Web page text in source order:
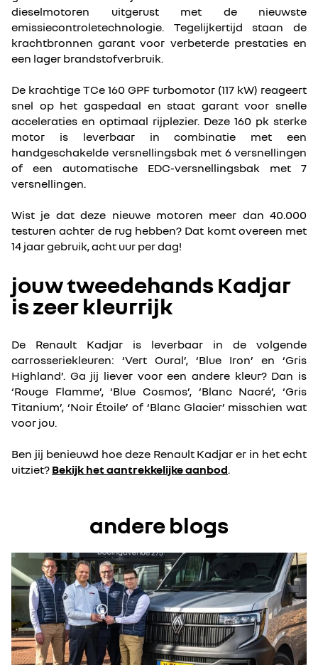
dieselmotoren uitgerust met de nieuwste
emissiecontroletechnologie. Tegelijkertijd staan de
krachtbronnen garant voor verbeterde prestaties en
een lager brandstofverbruik.
De krachtige TCe 160 GPF turbomotor (117 kW) reageert
snel op het gaspedaal en staat garant voor snelle
acceleraties en optimaal rijplezier. Deze 160 pk sterke
motor is leverbaar in combinatie met een
handgeschakelde versnellingsbak met 6 versnellingen
of een automatische EDC-versnellingsbak met 7
versnellingen.
Wist je dat deze nieuwe motoren meer dan 40.000
testuren achter de rug hebben? Dat komt overeen met
14 jaar gebruik, acht uur per dag!
jouw tweedehands Kadjar
is zeer kleurrijk
De Renault Kadjar is leverbaar in de volgende
carrosseriekleuren: ‘Vert Oural’, ‘Blue Iron’ en ‘Gris
Highland’. Ga jij liever voor een andere kleur? Dan is
‘Rouge Flamme’, ‘Blue Cosmos’, ‘Blanc Nacré’, ‘Gris
Titanium’, ‘Noir Étoile’ of ‘Blanc Glacier’ misschien wat
voor jou.
Ben jij benieuwd hoe deze Renault Kadjar er in het echt
uitziet? Bekijk het aantrekkelijke aanbod.
andere blogs